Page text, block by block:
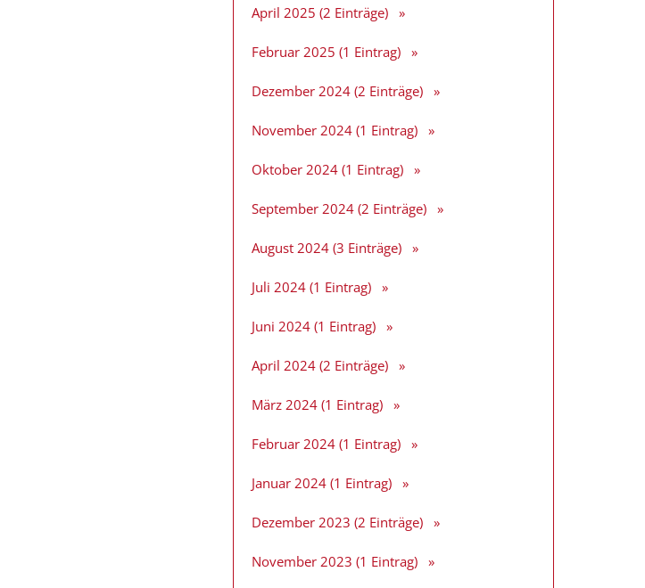
April 2025 (2 Einträge)
Februar 2025 (1 Eintrag)
Dezember 2024 (2 Einträge)
November 2024 (1 Eintrag)
Oktober 2024 (1 Eintrag)
September 2024 (2 Einträge)
August 2024 (3 Einträge)
Juli 2024 (1 Eintrag)
Juni 2024 (1 Eintrag)
April 2024 (2 Einträge)
März 2024 (1 Eintrag)
Februar 2024 (1 Eintrag)
Januar 2024 (1 Eintrag)
Dezember 2023 (2 Einträge)
November 2023 (1 Eintrag)